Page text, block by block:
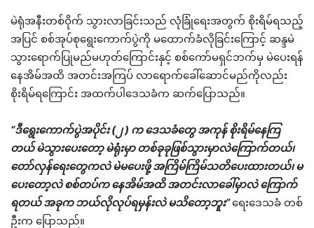
မဲရုံအနီးတစ်ဝိုက် သွားလာခြင်းသည် လုံခြုံရေးအတွက် စိုးရိမ်ရသည့်
အပြင် စစ်အုပ်စုရွေးကောက်ပွဲကို မထောက်ခံလိုခြင်းကြောင့် ဆန္ဒမဲ
သွားရောက်ပြုမည်မဟုတ်ကြောင်းနှင့် စစ်ကော်မရှင်ဘက်မှ မဲပေးရန်
နေအိမ်အထိ အတင်းအကြပ် လာရောက်ခေါ်ဆောင်မည်ကိုလည်း
စိုးရိမ်ရကြောင်း အထက်ပါဒေသခံက ဆက်ပြောသည်။
“ဒီရွေးကောက်ပွဲအပိုင်း (၂ ) က ဒေသခံတွေ အကုန် စိုးရိမ်နေကြ
တယ် မဲသွားပေးတော့ မဲရုံးမှာ တစ်ခုခုဖြစ်သွားမှာလဲကြောက်တယ်၊
တော်လှန်ရေးတွေကလဲ မဲမပေးဖို့ အကြိမ်ကြိမ်သတိပေးထားတယ်၊ မ
ပေးတော့လဲ စစ်တပ်က နေအိမ်အထိ အတင်းလာခေါ်မှာလဲ ကြောက်
ရတယ် အခုက ဘယ်လိုလုပ်ရမှန်းလဲ မသိတော့ဘူး”ရေးဒေသခံ တစ်
ဦးက ပြောသည်။